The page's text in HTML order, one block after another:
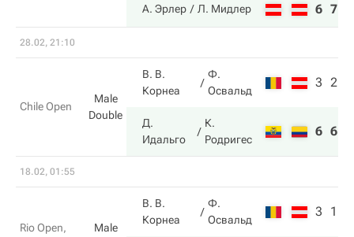
А. Эрлер Л. Мидлер 6 7
28.02, 21:10
Chile Open
Male
Double
В. В.
Корнеа
Ф.
Освальд
3 2
Д.
Идальго
К.
Родригес
6 6
18.02, 01:55
Rio Open,
Male
В. В.
Корнеа
Ф.
Освальд
3 1